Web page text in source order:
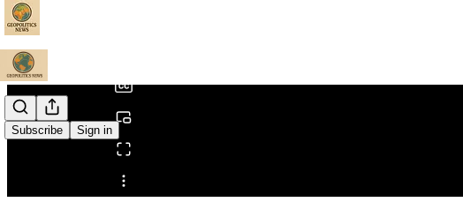
Subscribe Sign in
Share from 0:00